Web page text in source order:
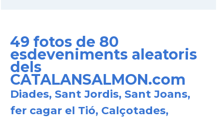
49 fotos de 80
esdeveniments aleatoris
dels
CATALANSALMON.com
Diades, Sant Jordis, Sant Joans,
fer cagar el Tió, Calçotades,